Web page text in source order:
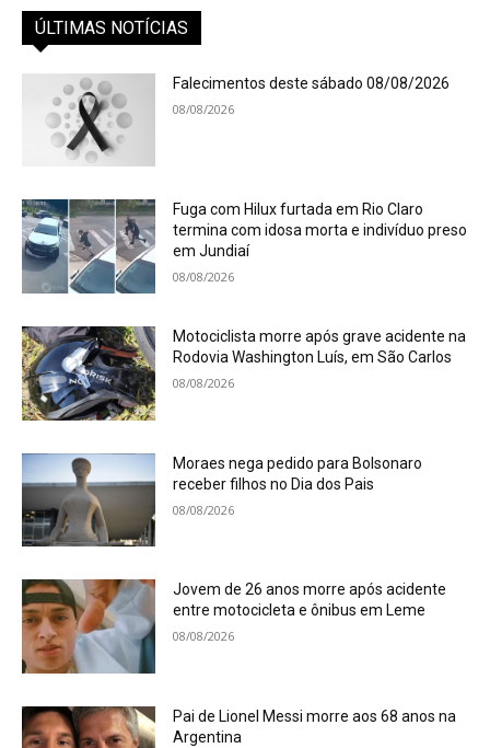
ÚLTIMAS NOTÍCIAS
Falecimentos deste sábado 08/08/2026
08/08/2026
Fuga com Hilux furtada em Rio Claro
termina com idosa morta e indivíduo preso
em Jundiaí
08/08/2026
Motociclista morre após grave acidente na
Rodovia Washington Luís, em São Carlos
08/08/2026
Moraes nega pedido para Bolsonaro
receber filhos no Dia dos Pais
08/08/2026
Jovem de 26 anos morre após acidente
entre motocicleta e ônibus em Leme
08/08/2026
Pai de Lionel Messi morre aos 68 anos na
Argentina